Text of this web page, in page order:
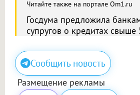
Читайте также на портале Om1.ru
Госдума предложила
супругов о кредитах свыше
Сообщить новость
Размещение рекламы